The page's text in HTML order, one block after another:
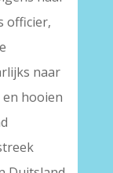
officier,
naar
hooien